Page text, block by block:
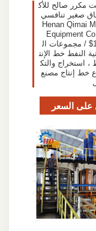
مكرر صالح للأك
صغير تنافسي
Henan Qimai
Equipment
$1200-5500 / مجموعات ال
النفط خط الإنت
، استخراج والتك
خط إنتاج مصنع
السعر